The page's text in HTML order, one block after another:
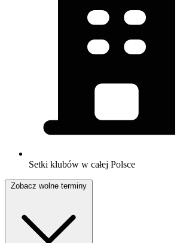
Setki klubów w całej Polsce